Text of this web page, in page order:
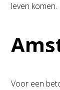
leven komen.
Voor een